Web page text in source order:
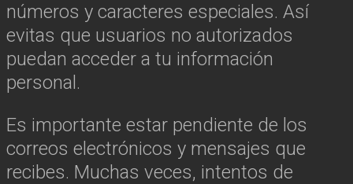
números y caracteres especiales. Así
evitas que usuarios no autorizados
puedan acceder a tu información
personal.
Es importante estar pendiente de los
correos electrónicos y mensajes que
recibes. Muchas veces, intentos de